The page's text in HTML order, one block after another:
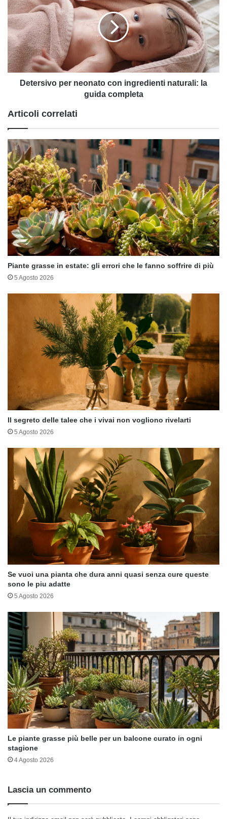
neonato
con
ingredienti
naturali:
la
guida
completa
Detersivo per neonato con ingredienti naturali: la
guida completa
Articoli correlati
Piante grasse in estate: gli errori che le fanno soffrire di più
5 Agosto 2026
Il segreto delle talee che i vivai non vogliono rivelarti
5 Agosto 2026
Se vuoi una pianta che dura anni quasi senza cure queste
sono le piu adatte
5 Agosto 2026
Le piante grasse più belle per un balcone curato in ogni
stagione
4 Agosto 2026
Lascia un commento